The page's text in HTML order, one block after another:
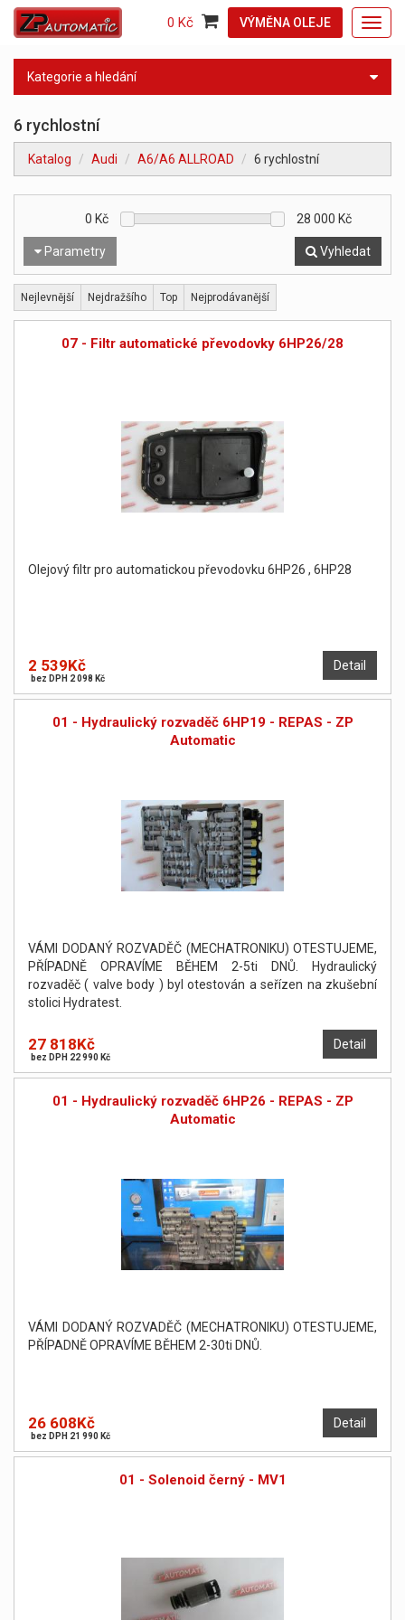
VÝMĚNA OLEJE
0 Kč
Kategorie a hledání
6 rychlostní
Katalog Audi A6/A6 ALLROAD 6 rychlostní
Parametry
0 Kč 28 000 Kč
Vyhledat
Nejlevnější Nejdražšího Top Nejprodávanější
07 - Filtr automatické převodovky 6HP26/28
Olejový filtr pro automatickou převodovku 6HP26 , 6HP28
Detail
2 539Kč
bez DPH 2 098 Kč
01 - Hydraulický rozvaděč 6HP19 - REPAS - ZP
Automatic
VÁMI DODANÝ ROZVADĚČ (MECHATRONIKU) OTESTUJEME,
PŘÍPADNĚ OPRAVÍME BĚHEM 2-5ti DNŮ. Hydraulický
rozvaděč ( valve body ) byl otestován a seřízen na zkušební
stolici Hydratest.
Detail
27 818Kč
bez DPH 22 990 Kč
01 - Hydraulický rozvaděč 6HP26 - REPAS - ZP
Automatic
VÁMI DODANÝ ROZVADĚČ (MECHATRONIKU) OTESTUJEME,
PŘÍPADNĚ OPRAVÍME BĚHEM 2-30ti DNŮ.
Detail
26 608Kč
bez DPH 21 990 Kč
01 - Solenoid černý - MV1